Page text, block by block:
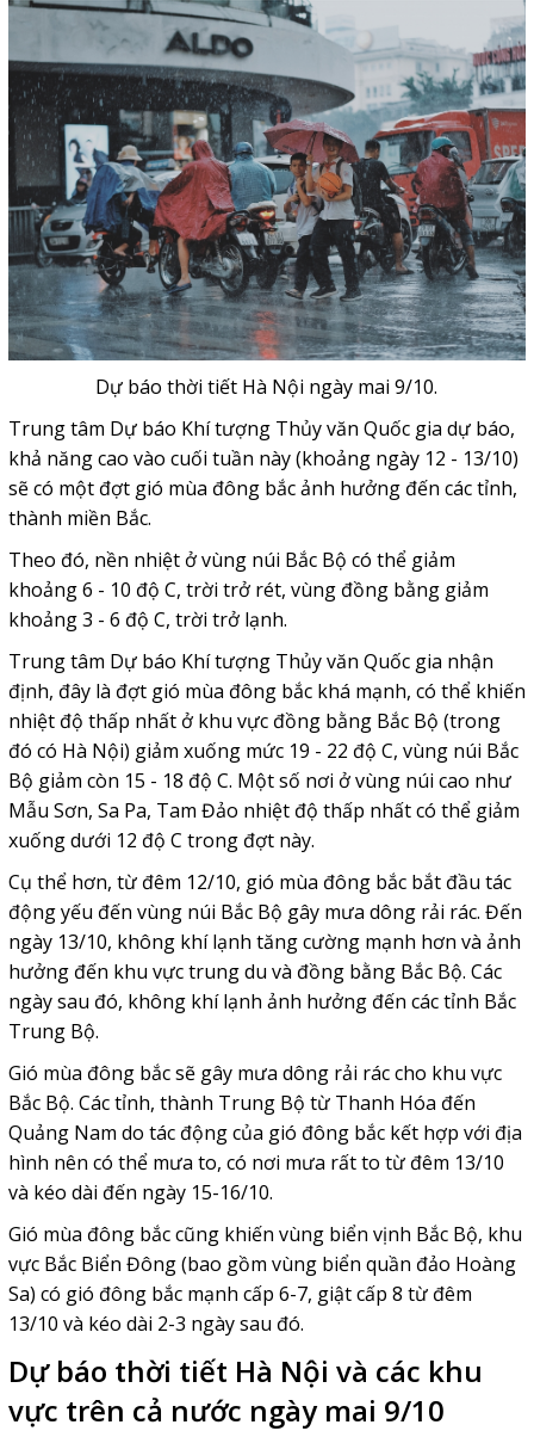
Dự báo thời tiết Hà Nội ngày mai 9/10.
Trung tâm Dự báo Khí tượng Thủy văn Quốc gia dự báo,
khả năng cao vào cuối tuần này (khoảng ngày 12 - 13/10)
sẽ có một đợt gió mùa đông bắc ảnh hưởng đến các tỉnh,
thành miền Bắc.
Theo đó, nền nhiệt ở vùng núi Bắc Bộ có thể giảm
khoảng 6 - 10 độ C, trời trở rét, vùng đồng bằng giảm
khoảng 3 - 6 độ C, trời trở lạnh.
Trung tâm Dự báo Khí tượng Thủy văn Quốc gia nhận
định, đây là đợt gió mùa đông bắc khá mạnh, có thể khiến
nhiệt độ thấp nhất ở khu vực đồng bằng Bắc Bộ (trong
đó có Hà Nội) giảm xuống mức 19 - 22 độ C, vùng núi Bắc
Bộ giảm còn 15 - 18 độ C. Một số nơi ở vùng núi cao như
Mẫu Sơn, Sa Pa, Tam Đảo nhiệt độ thấp nhất có thể giảm
xuống dưới 12 độ C trong đợt này.
Cụ thể hơn, từ đêm 12/10, gió mùa đông bắc bắt đầu tác
động yếu đến vùng núi Bắc Bộ gây mưa dông rải rác. Đến
ngày 13/10, không khí lạnh tăng cường mạnh hơn và ảnh
hưởng đến khu vực trung du và đồng bằng Bắc Bộ. Các
ngày sau đó, không khí lạnh ảnh hưởng đến các tỉnh Bắc
Trung Bộ.
Gió mùa đông bắc sẽ gây mưa dông rải rác cho khu vực
Bắc Bộ. Các tỉnh, thành Trung Bộ từ Thanh Hóa đến
Quảng Nam do tác động của gió đông bắc kết hợp với địa
hình nên có thể mưa to, có nơi mưa rất to từ đêm 13/10
và kéo dài đến ngày 15-16/10.
Gió mùa đông bắc cũng khiến vùng biển vịnh Bắc Bộ, khu
vực Bắc Biển Đông (bao gồm vùng biển quần đảo Hoàng
Sa) có gió đông bắc mạnh cấp 6-7, giật cấp 8 từ đêm
13/10 và kéo dài 2-3 ngày sau đó.
Dự báo thời tiết Hà Nội và các khu
vực trên cả nước ngày mai 9/10